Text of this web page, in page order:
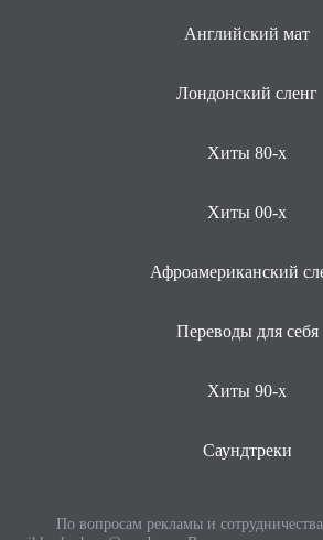
Английский мат
Лондонский сленг
Хиты 80-х
Хиты 00-х
Афроамериканский
Переводы для себя
Хиты 90-х
Саундтреки
По вопросам рекламы и